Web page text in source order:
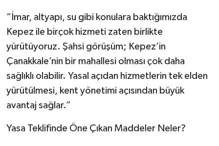
“İmar, altyapı, su gibi konulara baktığımızda
Kepez ile birçok hizmeti zaten birlikte
yürütüyoruz. Şahsi görüşüm; Kepez’in
Çanakkale’nin bir mahallesi olması çok daha
sağlıklı olabilir. Yasal açıdan hizmetlerin tek elden
yürütülmesi, kent yönetimi açısından büyük
avantaj sağlar.”
Yasa Teklifinde Öne Çıkan Maddeler Neler?